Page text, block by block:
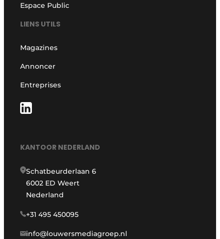
Espace Public
LIENS UTILS
Magazines
Annoncer
Entreprises
KANTOOR NEDERLAND
Schatbeurderlaan 6
6002 ED Weert
Nederland
+31 495 450095
info@louwersmediagroep.nl